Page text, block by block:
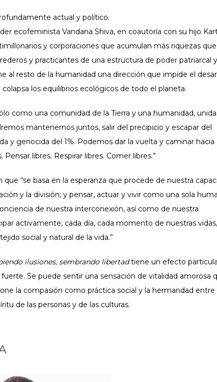
actual y político.
ecofeminista Vandana Shiva, en coautoría con su hijo
y corporaciones que acumulan más riquezas
y practicantes de una estructura de poder patriarcal y
al resto de la humanidad una dirección que impide el
los equilibrios ecológicos de todo el planeta.
como una comunidad de la Tierra y una humanidad,
mantenernos juntos, salir del precipicio y escapar del
y genocida del 1%. Podemos dar la vuelta y caminar hacia
Pensar libres. Respirar libres. Comer libres.”
que “se basa en la esperanza que procede de nuestra
y la división; y pensar, actuar y vivir como una sola
de nuestra interconexión, así como de nuestra
activamente, cada día, cada momento de nuestras
social y natural de la vida.”
ilusiones, sembrando libertadtiene un efecto
Se puede sentir una sensación de vitalidad amorosa
la compasión como práctica social y la hermandad entre
de las personas y de las culturas.